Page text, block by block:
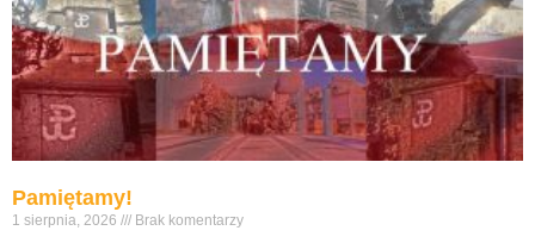
Pamiętamy!
1 sierpnia, 2026 Brak komentarzy